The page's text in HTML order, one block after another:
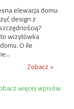
elewacja domu:
design z
wizytówka
O ile
Zobacz >
więcej wpisów